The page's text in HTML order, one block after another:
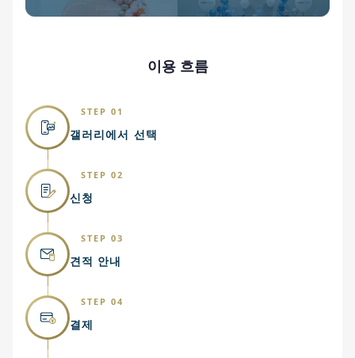
이용 흐름
STEP 01
갤러리에서 선택
STEP 02
신청
STEP 03
견적 안내
STEP 04
결제